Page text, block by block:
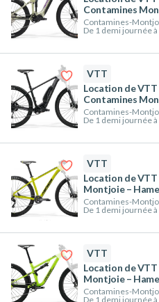
Contamines
De 1 demi journée
VTT
Location de
Contamines
De 1 demi journée
VTT
Location de
Montjoie –
De 1 demi journée
VTT
Location de
Montjoie –
De 1 demi journée